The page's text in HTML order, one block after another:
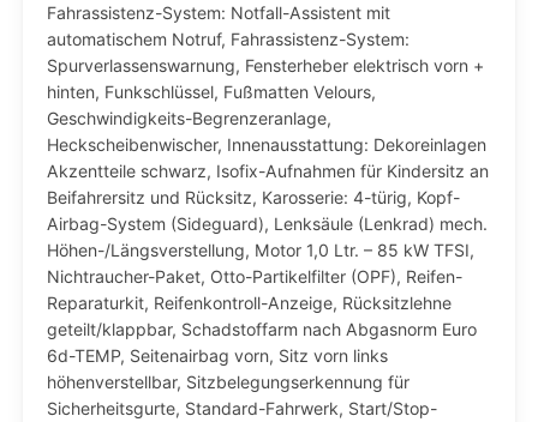
Fahrassistenz-System: Notfall-Assistent mit
automatischem Notruf, Fahrassistenz-System:
Spurverlassenswarnung, Fensterheber elektrisch vorn +
hinten, Funkschlüssel, Fußmatten Velours,
Geschwindigkeits-Begrenzeranlage,
Heckscheibenwischer, Innenausstattung: Dekoreinlagen
Akzentteile schwarz, Isofix-Aufnahmen für Kindersitz an
Beifahrersitz und Rücksitz, Karosserie: 4-türig, Kopf-
Airbag-System (Sideguard), Lenksäule (Lenkrad) mech.
Höhen-/Längsverstellung, Motor 1,0 Ltr. – 85 kW TFSI,
Nichtraucher-Paket, Otto-Partikelfilter (OPF), Reifen-
Reparaturkit, Reifenkontroll-Anzeige, Rücksitzlehne
geteilt/klappbar, Schadstoffarm nach Abgasnorm Euro
6d-TEMP, Seitenairbag vorn, Sitz vorn links
höhenverstellbar, Sitzbelegungserkennung für
Sicherheitsgurte, Standard-Fahrwerk, Start/Stop-